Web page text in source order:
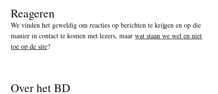
Reageren
We vinden het geweldig om reacties op berichten te krijgen en op die
manier in contact te komen met lezers, maarwat staan we wel en niet
toe op de site?
Over het BD